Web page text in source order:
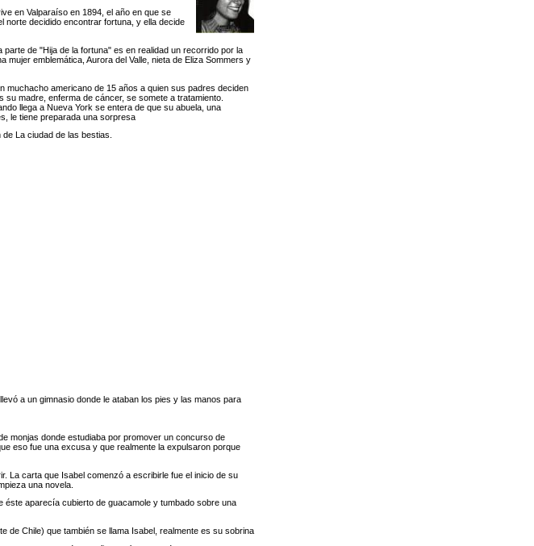
en Valparaíso en 1894, el año en que se
norte decidido encontrar fortuna, y ella decide
de "Hija de la fortuna" es en realidad un recorrido por la
mujer emblemática, Aurora del Valle, nieta de Eliza Sommers y
muchacho americano de 15 años a quien sus padres deciden
madre, enferma de cáncer, se somete a tratamiento.
llega a Nueva York se entera de que su abuela, una
le tiene preparada una sorpresa
La ciudad de las bestias.
a un gimnasio donde le ataban los pies y las manos para
monjas donde estudiaba por promover un concurso de
eso fue una excusa y que realmente la expulsaron porque
La carta que Isabel comenzó a escribirle fue el inicio de su
una novela.
éste aparecía cubierto de guacamole y tumbado sobre una
de Chile) que también se llama Isabel, realmente es su sobrina